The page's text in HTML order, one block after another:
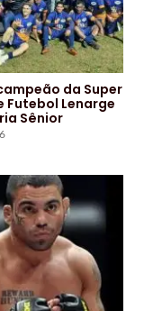
da Super
Futebol Lenarge
Sênior